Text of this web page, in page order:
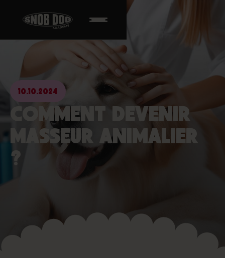
10.10.2024
COMMENT DEVENIR
MASSEUR ANIMALIER
?